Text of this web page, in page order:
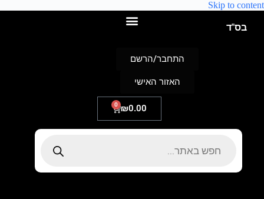
Skip to content
בס"ד
₪0.00
0
התחבר/הרשם
האזור האישי